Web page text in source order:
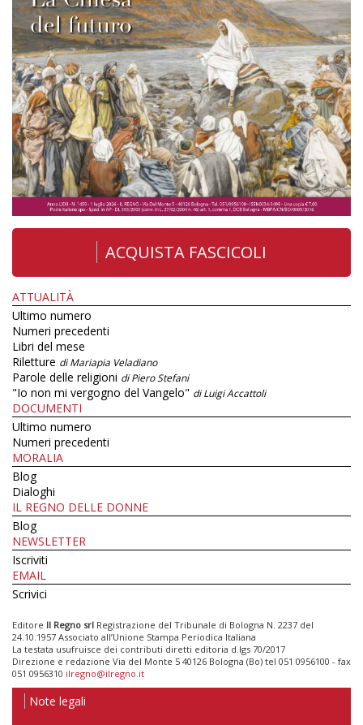
ACQUISTA FASCICOLI
ATTUALITÀ
Ultimo numero
Numeri precedenti
Libri del mese
Riletture di Mariapia Veladiano
Parole delle religioni di Piero Stefani
"Io non mi vergogno del Vangelo" di Luigi Accattoli
DOCUMENTI
Ultimo numero
Numeri precedenti
MORALIA
Blog
Dialoghi
IL REGNO DELLE DONNE
Blog
NEWSLETTER
Iscriviti
EMAIL
Scrivici
Editore Il Regno srl Registrazione del Tribunale di Bologna N. 2237 del
24.10.1957 Associato all’Unione Stampa Periodica Italiana
La testata usufruisce dei contributi diretti editoria d.lgs 70/2017
Direzione e redazione Via del Monte 5 40126 Bologna (Bo) tel 051 0956100 - fax
051 0956310 ilregno@ilregno.it
Note legali